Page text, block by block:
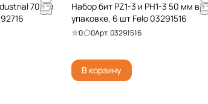
70 мм
Набор бит PZ1-3 и PH1-3 50 мм в
упаковке, 6 шт Felo 03291516
0 0Арт.03291516
В корзину